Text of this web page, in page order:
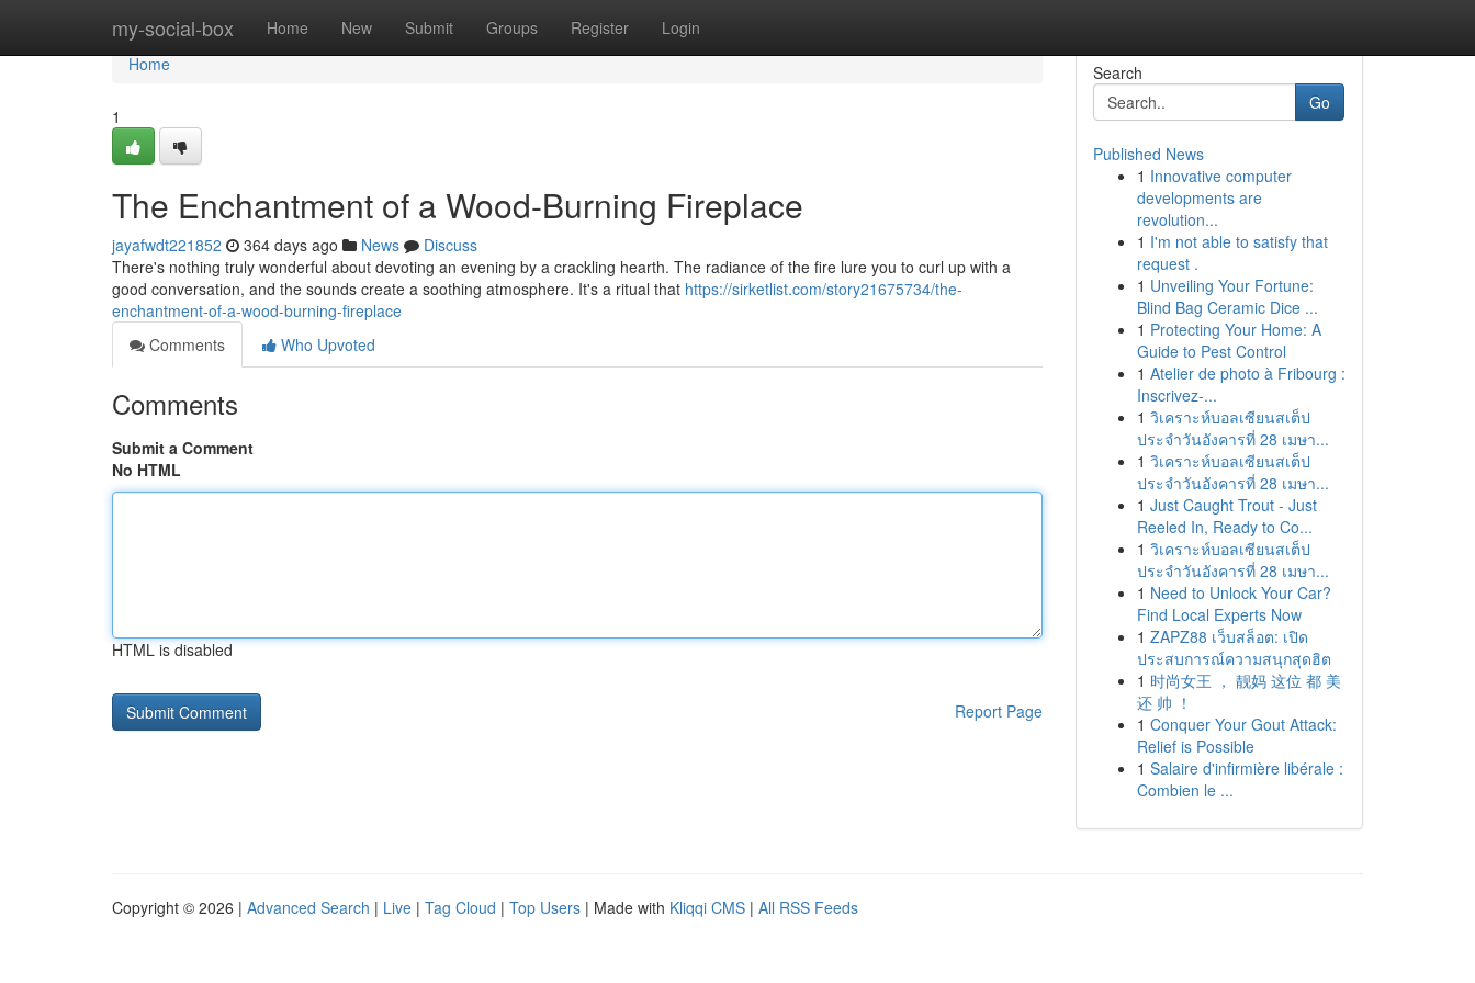
my-social-box Home New Submit Groups Register Login
Home
Home
1
The Enchantment of a Wood-Burning Fireplace
jayafwdt221852 364 days ago News
Discuss
There's nothing truly wonderful about devoting an evening by a crackling hearth. The radiance of the fire lure you to curl up with a
good conversation, and the sounds create a soothing atmosphere. It's a ritual that https://sirketlist.com/story21675734/the-
enchantment-of-a-wood-burning-fireplace
Comments
Who Upvoted
Comments
Submit a Comment
No HTML
HTML is disabled
Report Page
Search
Go
Published News
1 Innovative computer
developments are
revolution...
1 I'm not able to satisfy that
request .
1 Unveiling Your Fortune:
Blind Bag Ceramic Dice ...
1 Protecting Your Home: A
Guide to Pest Control
1 Atelier de photo à Fribourg :
Inscrivez-...
1 วิเคราะห์บอลเซียนสเต็ป
ประจำวันอังคารที่ 28 เมษา...
1 วิเคราะห์บอลเซียนสเต็ป
ประจำวันอังคารที่ 28 เมษา...
1 Just Caught Trout - Just
Reeled In, Ready to Co...
1 วิเคราะห์บอลเซียนสเต็ป
ประจำวันอังคารที่ 28 เมษา...
1 Need to Unlock Your Car?
Find Local Experts Now
1 ZAPZ88 เว็บสล็อต: เปิด
ประสบการณ์ความสนุกสุดฮิต
1 时尚女王 ， 靓妈 这位 都 美
还 帅 ！
1 Conquer Your Gout Attack:
Relief is Possible
1 Salaire d'infirmière libérale :
Combien le ...
Copyright © 2026 | Advanced Search | Live | Tag Cloud | Top Users | Made with Kliqqi CMS | All RSS Feeds